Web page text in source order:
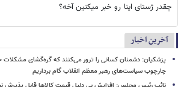
چقدر ژستای اینا رو خبر میکنین آخه؟
آخرین اخبار
پزشکیان: دشمنان کسانی را ترور می‌کنند که گره‌گشای مشکلات
چارچوب سیاست‌های رهبر معظم انقلاب گام برداریم